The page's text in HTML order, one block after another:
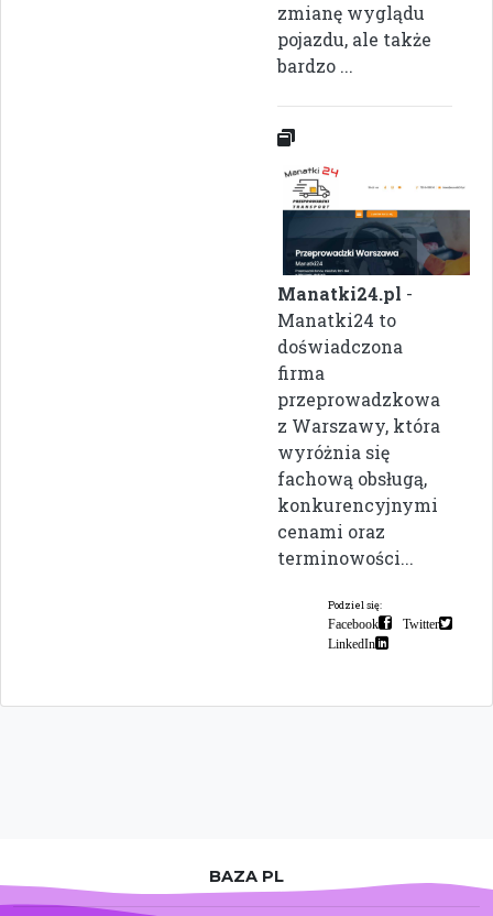
zmianę wyglądu
pojazdu, ale także
bardzo ...
Manatki24.pl -
Manatki24 to
doświadczona
firma
przeprowadzkowa
z Warszawy, która
wyróżnia się
fachową obsługą,
konkurencyjnymi
cenami oraz
terminowości...
Podziel się:
Facebook
Twitter
LinkedIn
BAZA PL